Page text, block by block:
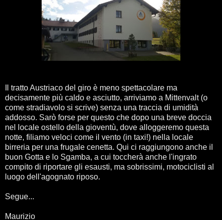
Il tratto Austriaco del giro è meno spettacolare ma
decisamente più caldo e asciutto, arriviamo a Mittenvalt (o
come stradiavolo si scrive) senza una traccia di umidità
addosso. Sarò forse per questo che dopo una breve doccia
nel locale ostello della gioventù, dove alloggeremo questa
notte, filiamo veloci come il vento (in taxi!) nella locale
birreria per una frugale cenetta. Qui ci raggiungono anche il
buon Gotta e lo Sgamba, a cui toccherà anche l'ingrato
compito di riportare gli esausti, ma sobrissimi, motociclisti al
luogo dell'agognato riposo.
Segue...
Maurizio